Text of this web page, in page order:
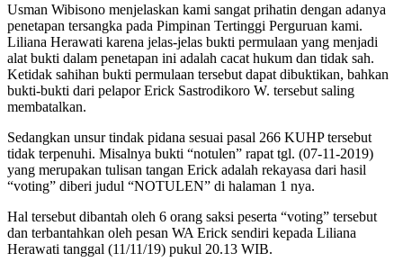
Usman Wibisono menjelaskan kami sangat prihatin dengan adanya
penetapan tersangka pada Pimpinan Tertinggi Perguruan kami.
Liliana Herawati karena jelas-jelas bukti permulaan yang menjadi
alat bukti dalam penetapan ini adalah cacat hukum dan tidak sah.
Ketidak sahihan bukti permulaan tersebut dapat dibuktikan, bahkan
bukti-bukti dari pelapor Erick Sastrodikoro W. tersebut saling
membatalkan.
Sedangkan unsur tindak pidana sesuai pasal 266 KUHP tersebut
tidak terpenuhi. Misalnya bukti “notulen” rapat tgl. (07-11-2019)
yang merupakan tulisan tangan Erick adalah rekayasa dari hasil
“voting” diberi judul “NOTULEN” di halaman 1 nya.
Hal tersebut dibantah oleh 6 orang saksi peserta “voting” tersebut
dan terbantahkan oleh pesan WA Erick sendiri kepada Liliana
Herawati tanggal (11/11/19) pukul 20.13 WIB.